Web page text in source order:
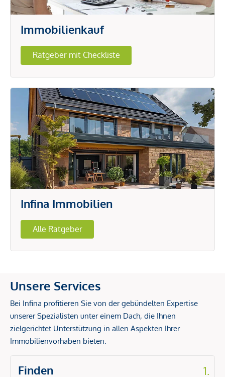
Immobilienkauf
Ratgeber mit Checkliste
Infina Immobilien
Alle Ratgeber
Unsere Services
Bei Infina profitieren Sie von der gebündelten Expertise
unserer Spezialisten unter einem Dach, die Ihnen
zielgerichtet Unterstützung in allen Aspekten Ihrer
Immobilienvorhaben bieten.
Finden 1.